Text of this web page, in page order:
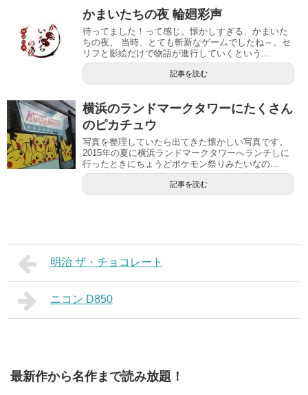
かまいたちの夜 輪廻彩声
待ってました！って感じ。懐かしすぎる、かまいた
ちの夜。 当時、とても斬新なゲームでしたね～。セ
リフと影絵だけで物語が進行していくという...
記事を読む
横浜のランドマークタワーにたくさん
のピカチュウ
写真を整理していたら出てきた懐かしい写真です。
2015年の夏に横浜ランドマークタワーへランチしに
行ったときにちょうどポケモン祭りみたいなの...
記事を読む
明治 ザ・チョコレート
ニコン D850
最新作から名作まで読み放題！